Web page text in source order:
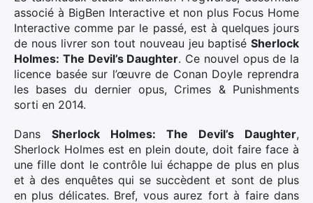
associé à BigBen Interactive et non plus Focus Home
Interactive comme par le passé, est à quelques jours
de nous livrer son tout nouveau jeu baptisé Sherlock
Holmes: The Devil’s Daughter. Ce nouvel opus de la
licence basée sur l’œuvre de Conan Doyle reprendra
les bases du dernier opus, Crimes & Punishments
sorti en 2014.
Dans Sherlock Holmes: The Devil’s Daughter,
Sherlock Holmes est en plein doute, doit faire face à
une fille dont le contrôle lui échappe de plus en plus
et à des enquêtes qui se succèdent et sont de plus
en plus délicates. Bref, vous aurez fort à faire dans